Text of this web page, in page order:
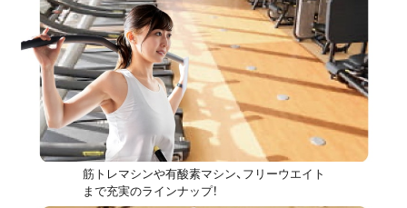
筋トレマシンや有酸素マシン、フリーウエイト
まで充実のラインナップ！